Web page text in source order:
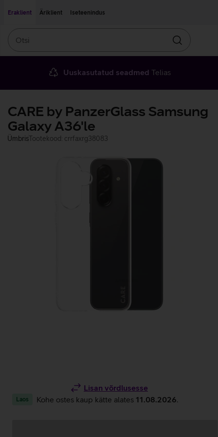
Eraklient
Äriklient Iseteenindus
Otsin
Uuskasutatud seadmed Telias
CARE by PanzerGlass Samsung
Galaxy A36'le
ÜmbrisTootekood: crrfaxrg38083
Lisan võrdlusesse
Laos Kohe ostes kaup kätte alates 11.08.2026